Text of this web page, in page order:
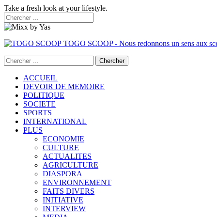
Take a fresh look at your lifestyle.
TOGO SCOOP - Nous redonnons un sens aux
ACCUEIL
DEVOIR DE MEMOIRE
POLITIQUE
SOCIETE
SPORTS
INTERNATIONAL
PLUS
ECONOMIE
CULTURE
ACTUALITES
AGRICULTURE
DIASPORA
ENVIRONNEMENT
FAITS DIVERS
INITIATIVE
INTERVIEW